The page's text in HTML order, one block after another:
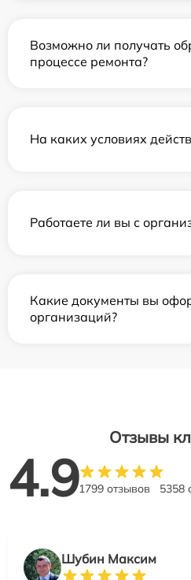
Возможно ли получать
процессе ремонта?
На каких условиях
Работаете ли вы с
Какие документы вы
организаций?
Отзывы
4.91799 отзывов 5358
Шубин Максим